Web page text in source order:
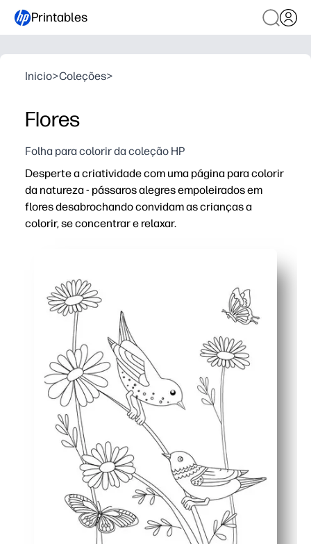
Printables
Inicio>Coleções>
Flores
Folha para colorir da coleção HP
Desperte a criatividade com uma página para colorir
da natureza - pássaros alegres empoleirados em
flores desabrochando convidam as crianças a
colorir, se concentrar e relaxar.
Desenvolve o controle motor fino, a coordenação
Incentiva as escolhas de cores e a conversa sobre a
Uso versátil: salas de aula, pacotes para levar para